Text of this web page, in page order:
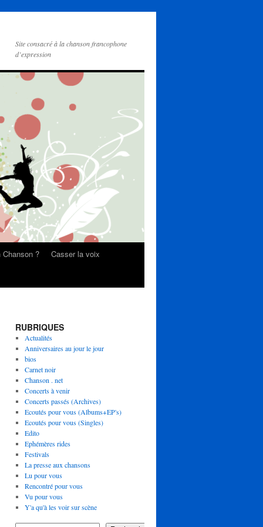
Site consacré à la chanson francophone
d’expression
? Casser la voix
RUBRIQUES
Actualités
Anniversaires au jour le jour
bios
Carnet noir
Chanson . net
Concerts à venir
Concerts passés (Archives)
Ecoutés pour vous (Albums+EP's)
Ecoutés pour vous (Singles)
Edito
Ephémères rides
Festivals
La presse aux chansons
Lu pour vous
Rencontré pour vous
Vu pour vous
Y'a qu'à les voir sur scène